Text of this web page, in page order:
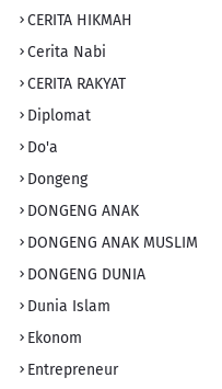
CERITA HIKMAH
Cerita Nabi
CERITA RAKYAT
Diplomat
Do'a
Dongeng
DONGENG ANAK
DONGENG ANAK MUSLIM
DONGENG DUNIA
Dunia Islam
Ekonom
Entrepreneur